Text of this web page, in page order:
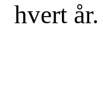
hvert år.